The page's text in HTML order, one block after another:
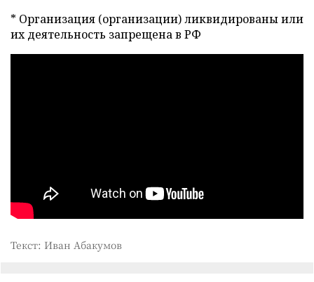
* Организация (организации) ликвидированы или
их деятельность запрещена в РФ
Текст: Иван Абакумов